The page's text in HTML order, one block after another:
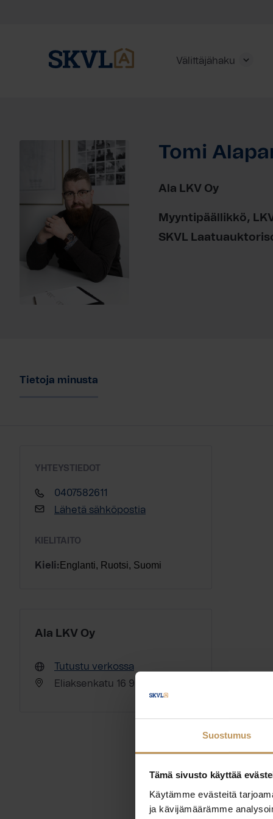
Suostumus
Tämä sivusto käyttää
Käytämme evästeitä
ja kävijämäärämme
Välittäjähaku
Tomi
Ala LKV Oy
Myyntipäällikkö,
SKVL
Tietoja minusta
YHTEYSTIEDOT
0407582611
Lähetä sähköpostia
KIELITAITO
Kieli: Englanti, Ruotsi, Suomi
Ala LKV Oy
Tutustu verkossa
Eliaksenkatu 16 95400 Tornio